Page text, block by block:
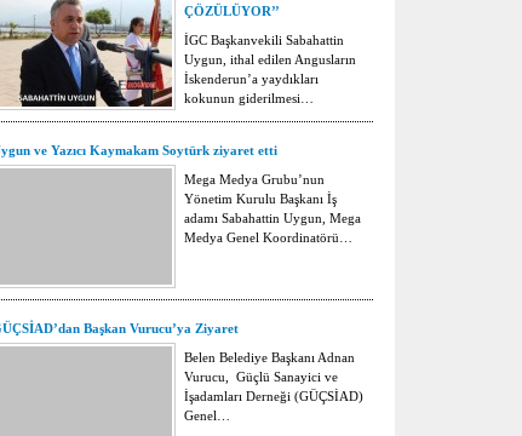
ÇÖZÜLÜYOR’’
İGC Başkanvekili Sabahattin
Uygun, ithal edilen Angusların
İskenderun’a yaydıkları
kokunun giderilmesi…
ve Yazıcı Kaymakam Soytürk ziyaret etti
Mega Medya Grubu’nun
Yönetim Kurulu Başkanı İş
adamı Sabahattin Uygun, Mega
Medya Genel Koordinatörü…
Başkan Vurucu’ya Ziyaret
Belen Belediye Başkanı Adnan
Vurucu, Güçlü Sanayici ve
İşadamları Derneği (GÜÇSİAD)
Genel…